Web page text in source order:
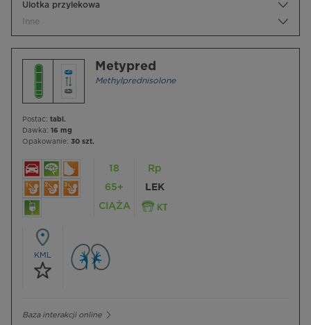
Ulotka przylekowa
Inne
Metypred
Methylprednisolone
Postać: tabl.
Dawka: 16 mg
Opakowanie: 30 szt.
18
65+
CIĄŻA
Rp
LEK
KML
Baza interakcji online